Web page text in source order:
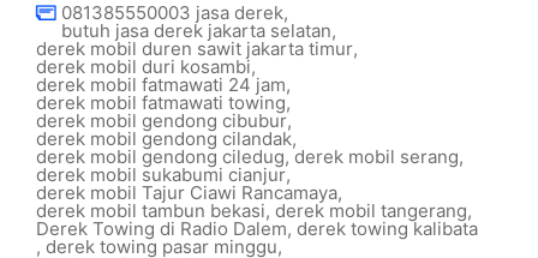
081385550003 jasa derek,
butuh jasa derek jakarta selatan,
derek mobil duren sawit jakarta timur,
derek mobil duri kosambi,
derek mobil fatmawati 24 jam,
derek mobil fatmawati towing,
derek mobil gendong cibubur,
derek mobil gendong cilandak,
derek mobil gendong ciledug,derek mobil serang,
derek mobil sukabumi cianjur,
derek mobil Tajur Ciawi Rancamaya,
derek mobil tambun bekasi, derek mobil tangerang,
Derek Towing di Radio Dalem, derek towing kalibata
, derek towing pasar minggu,